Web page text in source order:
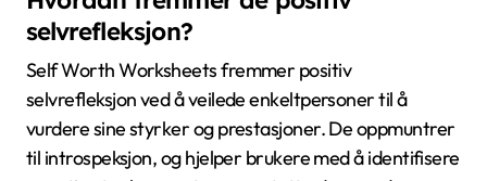
selvrefleksjon?
Self Worth Worksheets fremmer positiv
selvrefleksjon ved å veilede enkeltpersoner til å
vurdere sine styrker og prestasjoner. De oppmuntrer
til introspeksjon, og hjelper brukere med å identifisere